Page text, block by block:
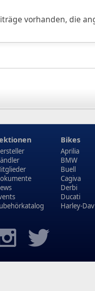
vorhanden, die
Bikes
Aprilia
BMW
Buell
Cagiva
Derbi
Ducati
Harley-